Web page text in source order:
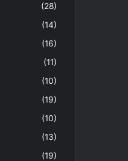
(28)
(14)
(16)
(11)
(10)
(19)
(10)
(13)
(19)